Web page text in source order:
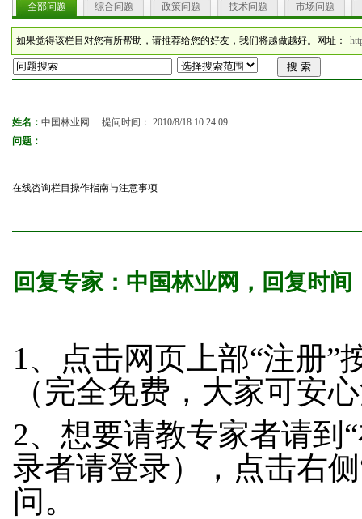
全部问题 综合问题 政策问题 技术问题 市场问题
如果觉得该栏目对您有所帮助，请推荐给您的好友，我们将越做越好。网址：
姓名： 中国林业网 提问时间： 2010/8/18 10:24:09
问题：
在线咨询栏目操作指南与注意事项
回复专家： 中国林业网 ，回复时间
1、点击网页上部“注册”
（完全免费，大家可安
2、想要请教专家者请到
录者请登录），点击右
问。